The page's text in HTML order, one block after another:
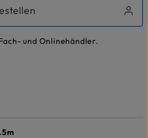
und Onlinehändler.